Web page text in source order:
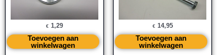
€ 1,29
Toevoegen aan
winkelwagen
€ 14,95
Toevoegen aan
winkelwagen